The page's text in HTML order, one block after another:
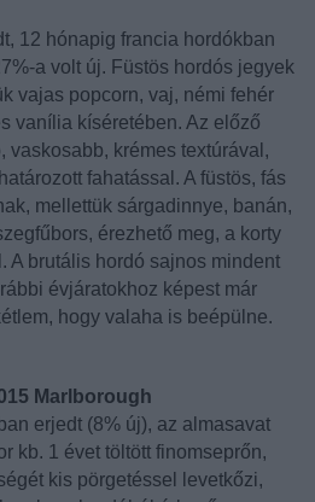
12 hónapig francia hordókban
a volt új. Füstös hordós jegyek
vajas popcorn, vaj, némi fehér
vanília kíséretében. Az előző
vaskosabb, krémes textúrával,
fahatással. A füstös, fás
mellettük sárgadinnye, banán,
érezhető meg, a korty
A brutális hordó sajnos mindent
évjáratokhoz képest már
hogy valaha is beépülne.
Marlborough
erjedt (8% új), az almasavat
kb. 1 évet töltött finomseprőn,
kis pörgetéssel levetkőzi,